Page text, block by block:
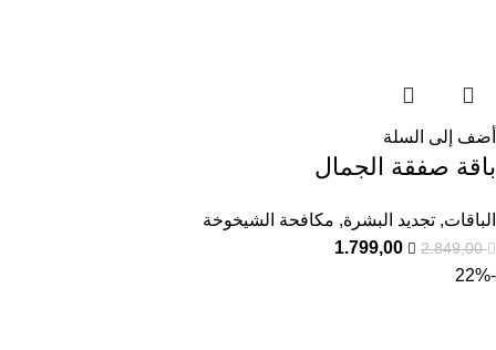
أضف إلى السلة
باقة صفقة الجمال
الباقات, تجديد البشرة, مكافحة الشيخوخة
2.849,00
1.799,00
-22%